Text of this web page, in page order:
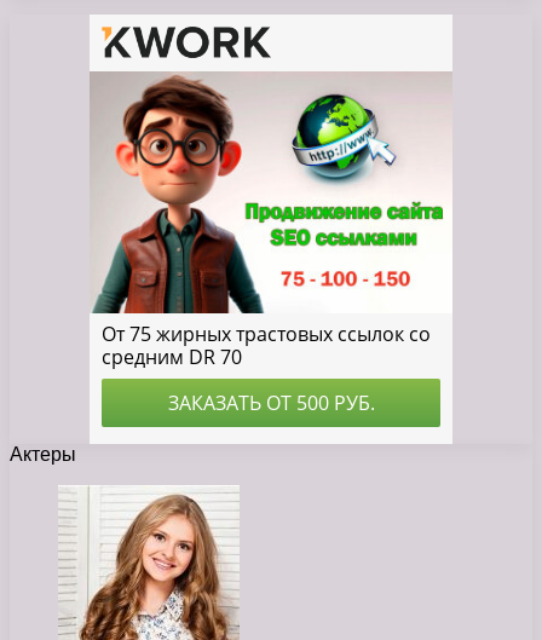
Актеры